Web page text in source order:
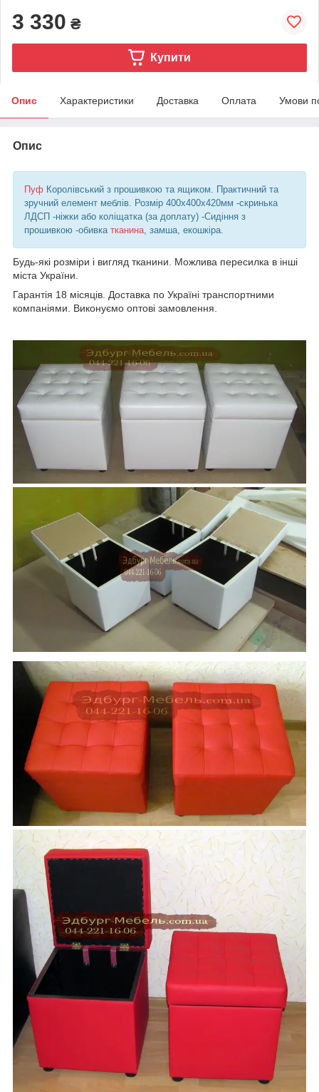
3 330 ₴
Купити
Опис Характеристики Доставка Оплата Умови
Опис
Пуф Королівський з прошивкою та ящиком. Практичний та
зручний елемент меблів. Розмір 400х400х420мм -скринька
ЛДСП -ніжки або коліщатка (за доплату) -Сидіння з
прошивкою -обивка тканина , замша, екошкіра.
Будь-які розміри і вигляд тканини. Можлива пересилка в інші
міста України.
Гарантія 18 місяців. Доставка по Україні транспортними
компаніями. Виконуємо оптові замовлення.